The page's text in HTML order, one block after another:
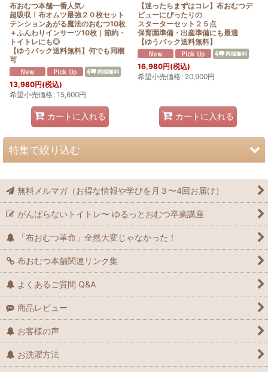
布おむつ本舗一番人気♪
超吸収！布オムツ最強２０枚セット
テンションあがる魔法のおむつ10枚
＋ふんわりインサーツ10枚｜節約・
トイトレにも◎
【ゆうパック送料無料】何でも同梱
可
13,980円(税込)
希望小売価格: 15,600円
カートに入れる
【迷ったらまずはコレ】布おむつデ
ビューにぴったりの
スターターセット２５点
保育園準備・出産準備にも最適
【ゆうパック送料無料】
16,980円(税込)
希望小売価格: 20,900円
カートに入れる
特集で絞り込む
🧸🌙大きいサイズ（2~7歳）おねしょ対策
🚚送料無料の商品
🚩トイトレ準備 スタート！
📛保育園準備
🔄再販しました
💨在庫限りとなります！お急ぎください
🪡【受注製作】布からオーダー
無料メルマガ（お得な情報や学びを月３〜4回お届け）
がんばらないトイトレ〜 ゆるっとおむつ卒業講座
「布おむつ革命」全然大変じゃなかった！
布おむつ本舗関連リンク集
よくあるご質問 Q&A
商品レビュー
お客様の声
お洗濯方法